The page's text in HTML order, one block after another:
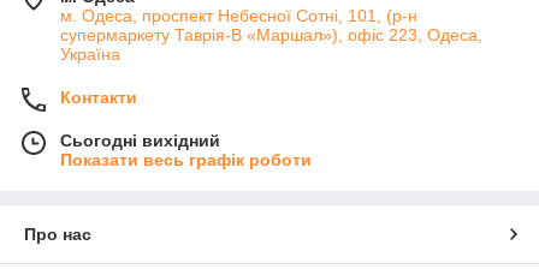
м. Одеса, проспект Небесної Сотні, 101, (р-н
супермаркету Таврія-В «Маршал»), офіс 223, Одеса,
Україна
Контакти
Сьогодні вихідний
Показати весь графік роботи
Про нас